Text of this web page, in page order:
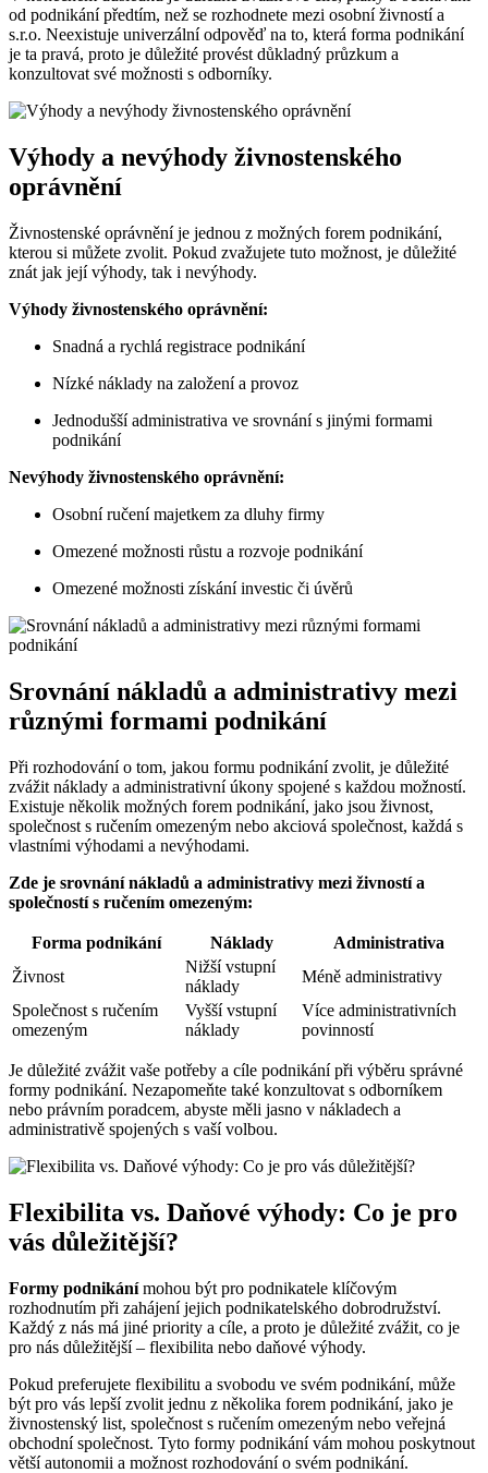
od podnikání předtím, než se rozhodnete mezi osobní živností a
s.r.o. Neexistuje univerzální odpověď na to, která forma podnikání
je ta pravá, proto je důležité provést důkladný průzkum a
konzultovat své možnosti s odborníky.
Výhody a nevýhody živnostenského
oprávnění
Živnostenské oprávnění je jednou z možných forem podnikání,
kterou si můžete zvolit. Pokud zvažujete tuto možnost, je důležité
znát jak její výhody, tak i nevýhody.
Výhody živnostenského oprávnění:
Snadná a rychlá registrace podnikání
Nízké náklady na založení a provoz
Jednodušší administrativa ve srovnání s jinými formami
podnikání
Nevýhody živnostenského oprávnění:
Osobní ručení majetkem za dluhy firmy
Omezené možnosti růstu a rozvoje podnikání
Omezené možnosti získání investic či úvěrů
Srovnání nákladů a administrativy mezi
různými formami podnikání
Při rozhodování o tom, jakou formu podnikání zvolit, je důležité
zvážit náklady a administrativní úkony spojené s každou možností.
Existuje několik možných forem podnikání, jako jsou živnost,
společnost s ručením omezeným nebo akciová společnost, každá s
vlastními výhodami a nevýhodami.
Zde je srovnání nákladů a administrativy mezi živností a
společností s ručením omezeným:
Forma podnikání Náklady
Administrativa
Živnost
Nižší vstupní
náklady
Méně administrativy
Společnost s ručením
omezeným
Vyšší vstupní
náklady
Více administrativních
povinností
Je důležité zvážit vaše potřeby a cíle podnikání při výběru správné
formy podnikání. Nezapomeňte také konzultovat s odborníkem
nebo právním poradcem, abyste měli jasno v nákladech a
administrativě spojených s vaší volbou.
Flexibilita vs. Daňové výhody: Co je pro
vás důležitější?
Formy podnikánímohou být pro podnikatele klíčovým
rozhodnutím při zahájení jejich podnikatelského dobrodružství.
Každý z nás má jiné priority a cíle, a proto je důležité zvážit, co je
pro nás důležitější – flexibilita nebo daňové výhody.
Pokud preferujete flexibilitu a svobodu ve svém podnikání, může
být pro vás lepší zvolit jednu z několika forem podnikání, jako je
živnostenský list, společnost s ručením omezeným nebo veřejná
obchodní společnost. Tyto formy podnikání vám mohou poskytnout
větší autonomii a možnost rozhodování o svém podnikání.